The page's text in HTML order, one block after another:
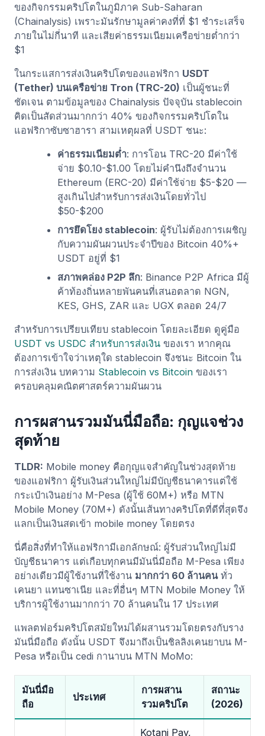
ของกิจกรรมคริปโตในภูมิภาค Sub-Saharan
(Chainalysis) เพราะมันรักษามูลค่าคงที่ที่ $1 ชำระเสร็จ
ภายในไม่กี่นาที และเสียค่าธรรมเนียมเครือข่ายต่ำกว่า
$1
ในกระแสการส่งเงินคริปโตของแอฟริกา USDT
(Tether) บนเครือข่าย Tron (TRC-20) เป็นผู้ชนะที่
ชัดเจน ตามข้อมูลของ Chainalysis ปัจจุบัน stablecoin
คิดเป็นสัดส่วนมากกว่า 40% ของกิจกรรมคริปโตใน
แอฟริกาซับซาฮารา สามเหตุผลที่ USDT ชนะ:
ค่าธรรมเนียมต่ำ: การโอน TRC-20 มีค่าใช้
จ่าย $0.10-$1.00 โดยไม่คำนึงถึงจำนวน
Ethereum (ERC-20) มีค่าใช้จ่าย $5-$20 —
สูงเกินไปสำหรับการส่งเงินโดยทั่วไป
$50-$200
การยึดโยง stablecoin: ผู้รับไม่ต้องการเผชิญ
กับความผันผวนประจำปีของ Bitcoin 40%+
USDT อยู่ที่ $1
สภาพคล่อง P2P ลึก: Binance P2P Africa มีผู้
ค้าท้องถิ่นหลายพันคนที่เสนอตลาด NGN,
KES, GHS, ZAR และ UGX ตลอด 24/7
สำหรับการเปรียบเทียบ stablecoin โดยละเอียด ดูคู่มือ
USDT vs USDC สำหรับการส่งเงิน ของเรา หากคุณ
ต้องการเข้าใจว่าเหตุใด stablecoin จึงชนะ Bitcoin ใน
การส่งเงิน บทความ Stablecoin vs Bitcoin ของเรา
ครอบคลุมคณิตศาสตร์ความผันผวน
การผสานรวมมันนี่มือถือ: กุญแจช่วง
สุดท้าย
TLDR: Mobile money คือกุญแจสำคัญในช่วงสุดท้าย
ของแอฟริกา ผู้รับเงินส่วนใหญ่ไม่มีบัญชีธนาคารแต่ใช้
กระเป๋าเงินอย่าง M-Pesa (ผู้ใช้ 60M+) หรือ MTN
Mobile Money (70M+) ดังนั้นเส้นทางคริปโตที่ดีที่สุดจึง
แลกเป็นเงินสดเข้า mobile money โดยตรง
นี่คือสิ่งที่ทำให้แอฟริกามีเอกลักษณ์: ผู้รับส่วนใหญ่ไม่มี
บัญชีธนาคาร แต่เกือบทุกคนมีมันนี่มือถือ M-Pesa เพียง
อย่างเดียวมีผู้ใช้งานที่ใช้งาน มากกว่า 60 ล้านคนทั่ว
เคนยา แทนซาเนีย และที่อื่นๆ MTN Mobile Money ให้
บริการผู้ใช้งานมากกว่า 70 ล้านคนใน 17 ประเทศ
แพลตฟอร์มคริปโตสมัยใหม่ได้ผสานรวมโดยตรงกับราง
มันนี่มือถือ ดังนั้น USDT จึงมาถึงเป็นชิลลิงเคนยาบน M-
Pesa หรือเป็น cedi กานาบน MTN MoMo:
มันนี่มือ
ถือ
ประเทศ
การผสาน
รวมคริปโต
สถานะ
(2026)
Kotani Pay,